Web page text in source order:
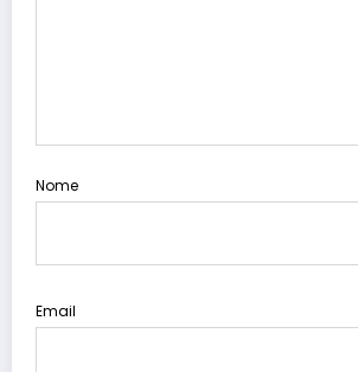
Nome
Email